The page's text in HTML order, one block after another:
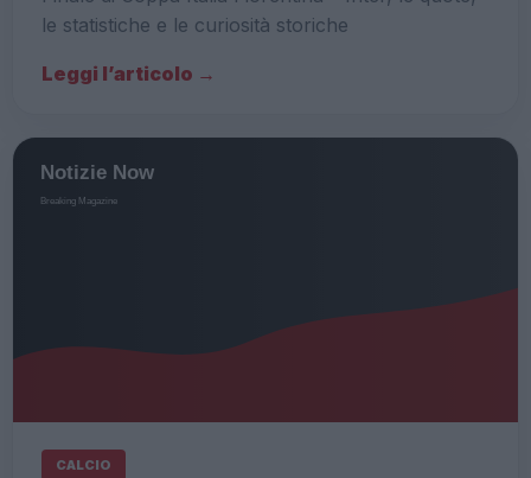
le statistiche e le curiosità storiche
Leggi l’articolo →
CALCIO